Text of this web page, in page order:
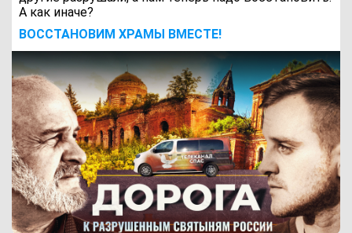
А как иначе?
ВОCСТАНОВИМ ХРАМЫ ВМЕСТЕ!